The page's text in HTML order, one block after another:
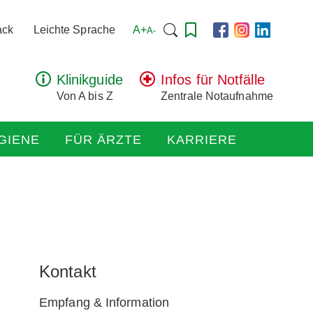
Leichte Sprache A+A- Suchen
Klinikguide
Von A bis Z
Infos für Notfälle
Zentrale Notaufnahme
FÜR ÄRZTE KARRIERE
Kontakt
Empfang & Information